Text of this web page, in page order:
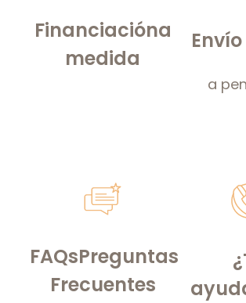
Financiacióna
medida
a
FAQsPreguntas
Frecuentes